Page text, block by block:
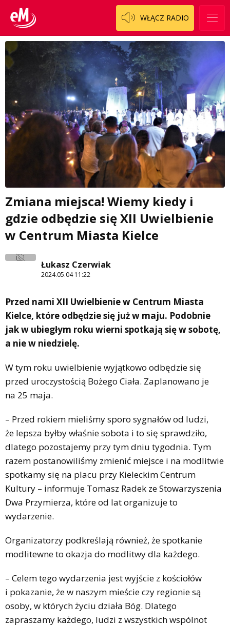
WŁĄCZ RADIO
Zmiana miejsca! Wiemy kiedy i
gdzie odbędzie się XII Uwielbienie
w Centrum Miasta Kielce
Łukasz Czerwiak
2024.05.04 11:22
Przed nami XII Uwielbienie w Centrum Miasta
Kielce, które odbędzie się już w maju. Podobnie
jak w ubiegłym roku wierni spotkają się w sobotę,
a nie w niedzielę.
W tym roku uwielbienie wyjątkowo odbędzie się
przed uroczystością Bożego Ciała. Zaplanowano je
na 25 maja.
– Przed rokiem mieliśmy sporo sygnałów od ludzi,
że lepsza byłby właśnie sobota i to się sprawdziło,
dlatego pozostajemy przy tym dniu tygodnia. Tym
razem postanowiliśmy zmienić miejsce i na modlitwie
spotkamy się na placu przy Kieleckim Centrum
Kultury – informuje Tomasz Radek ze Stowarzyszenia
Dwa Przymierza, które od lat organizuje to
wydarzenie.
Organizatorzy podkreślają również, że spotkanie
modlitewne to okazja do modlitwy dla każdego.
– Celem tego wydarzenia jest wyjście z kościołów
i pokazanie, że w naszym mieście czy regionie są
osoby, w których życiu działa Bóg. Dlatego
zapraszamy każdego, ludzi z wszystkich wspólnot